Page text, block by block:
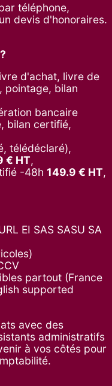
téléphone,
devis d'honoraires.
d'achat, livre de
pointage, bilan
bancaire
bilan certifié,
télédéclaré),
€ HT,
-48h 149.9 € HT,
EI SAS SASU SA
partout (France
supported
avec des
administratifs
à vos côtés pour